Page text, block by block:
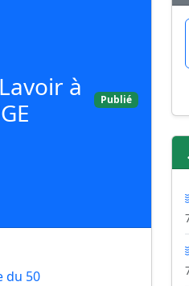
Lavoir à
Publié
du 50